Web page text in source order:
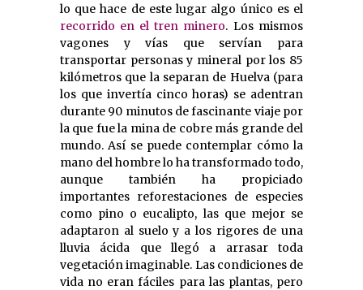
lo que hace de este lugar algo único es el
recorrido en el tren minero. Los mismos
vagones y vías que servían para
transportar personas y mineral por los 85
kilómetros que la separan de Huelva (para
los que invertía cinco horas) se adentran
durante 90 minutos de fascinante viaje por
la que fue la mina de cobre más grande del
mundo. Así se puede contemplar cómo la
mano del hombre lo ha transformado todo,
aunque también ha propiciado
importantes reforestaciones de especies
como pino o eucalipto, las que mejor se
adaptaron al suelo y a los rigores de una
lluvia ácida que llegó a arrasar toda
vegetación imaginable. Las condiciones de
vida no eran fáciles para las plantas, pero